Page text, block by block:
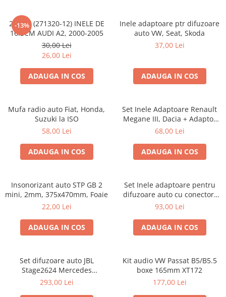
-13%
20.450 (271320-12) INELE DE
16.5CM AUDI A2, 2000-2005
30,00 Lei
26,00 Lei
ADAUGA IN COS
Inele adaptoare ptr difuzoare
auto VW, Seat, Skoda
37,00 Lei
ADAUGA IN COS
Mufa radio auto Fiat, Honda,
Suzuki la ISO
58,00 Lei
ADAUGA IN COS
Set Inele Adaptoare Renault
Megane III, Dacia + Adaptor
conector difuzor
68,00 Lei
ADAUGA IN COS
Insonorizant auto STP GB 2
mini, 2mm, 375x470mm, Foaie
22,00 Lei
ADAUGA IN COS
Set Inele adaptoare pentru
difuzoare auto cu conectori
VW Passat B6 fata
93,00 Lei
ADAUGA IN COS
Set difuzoare auto JBL
Stage2624 Mercedes
Vito/Viano, VW Crafter
293,00 Lei
Kit audio VW Passat B5/B5.5
boxe 165mm XT172
177,00 Lei